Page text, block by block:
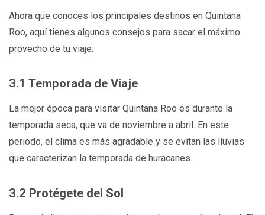
Ahora que conoces los principales destinos en Quintana
Roo, aquí tienes algunos consejos para sacar el máximo
provecho de tu viaje:
3.1 Temporada de Viaje
La mejor época para visitar Quintana Roo es durante la
temporada seca, que va de noviembre a abril. En este
periodo, el clima es más agradable y se evitan las lluvias
que caracterizan la temporada de huracanes.
3.2 Protégete del Sol